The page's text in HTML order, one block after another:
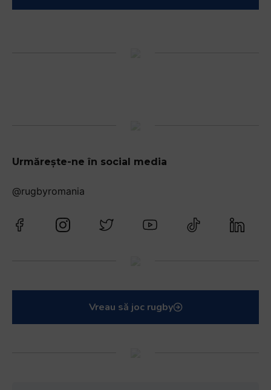
Urmărește-ne în social media
@rugbyromania
Vreau să joc rugby